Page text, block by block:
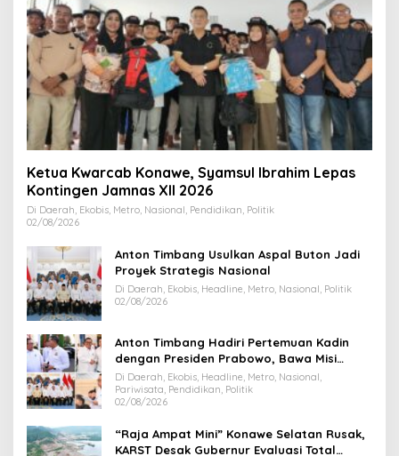
Ketua Kwarcab Konawe, Syamsul Ibrahim Lepas
Kontingen Jamnas XII 2026
Di Daerah, Ekobis, Metro, Nasional, Pendidikan, Politik
02/08/2026
Anton Timbang Usulkan Aspal Buton Jadi
Proyek Strategis Nasional
Di Daerah, Ekobis, Headline, Metro, Nasional, Politik
02/08/2026
Anton Timbang Hadiri Pertemuan Kadin
dengan Presiden Prabowo, Bawa Misi
Majukan Ekonomi Sultra
Di Daerah, Ekobis, Headline, Metro, Nasional,
Pariwisata, Pendidikan, Politik
02/08/2026
“Raja Ampat Mini” Konawe Selatan Rusak,
KARST Desak Gubernur Evaluasi Total